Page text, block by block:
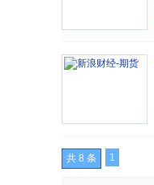
共 8 条 1